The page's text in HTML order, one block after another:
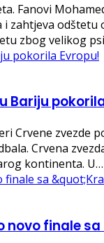
Fanovi
zahtjeva
zbog velikog
Bariju
Crvene zvezde
Crvena
kontinenta. U…
novo finale